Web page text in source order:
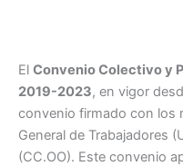
El Convenio Colectivo y
2019-2023, en vigor
convenio firmado con los
General de Trabajadores
(CC.OO). Este convenio